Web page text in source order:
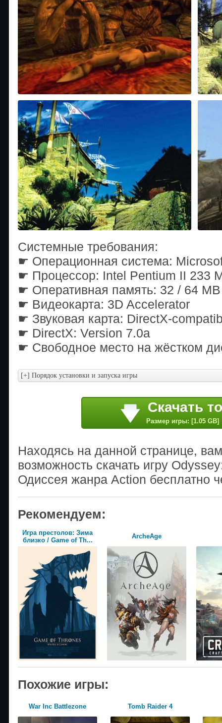
Системные требования:
☛ Операционная система:
☛ Процессор: Intel Pentium II 233
☛ Оперативная память: 32 / 64
☛ Видеокарта: 3D Accelerator
☛ Звуковая карта: DirectX-
☛ DirectX: Version 7.0a
☛ Свободное место на жёстком
Скачать
Размер игры: [1.05 GB]
Находясь на данной странице,
возможность скачать игру
Одиссея жанра Action бесплатно
Рекомендуем:
Игра престолов: Зима
близко / Game of Th...
ArcheAge
Похожие игры:
War Inc Battlezone Tomb Raider 4